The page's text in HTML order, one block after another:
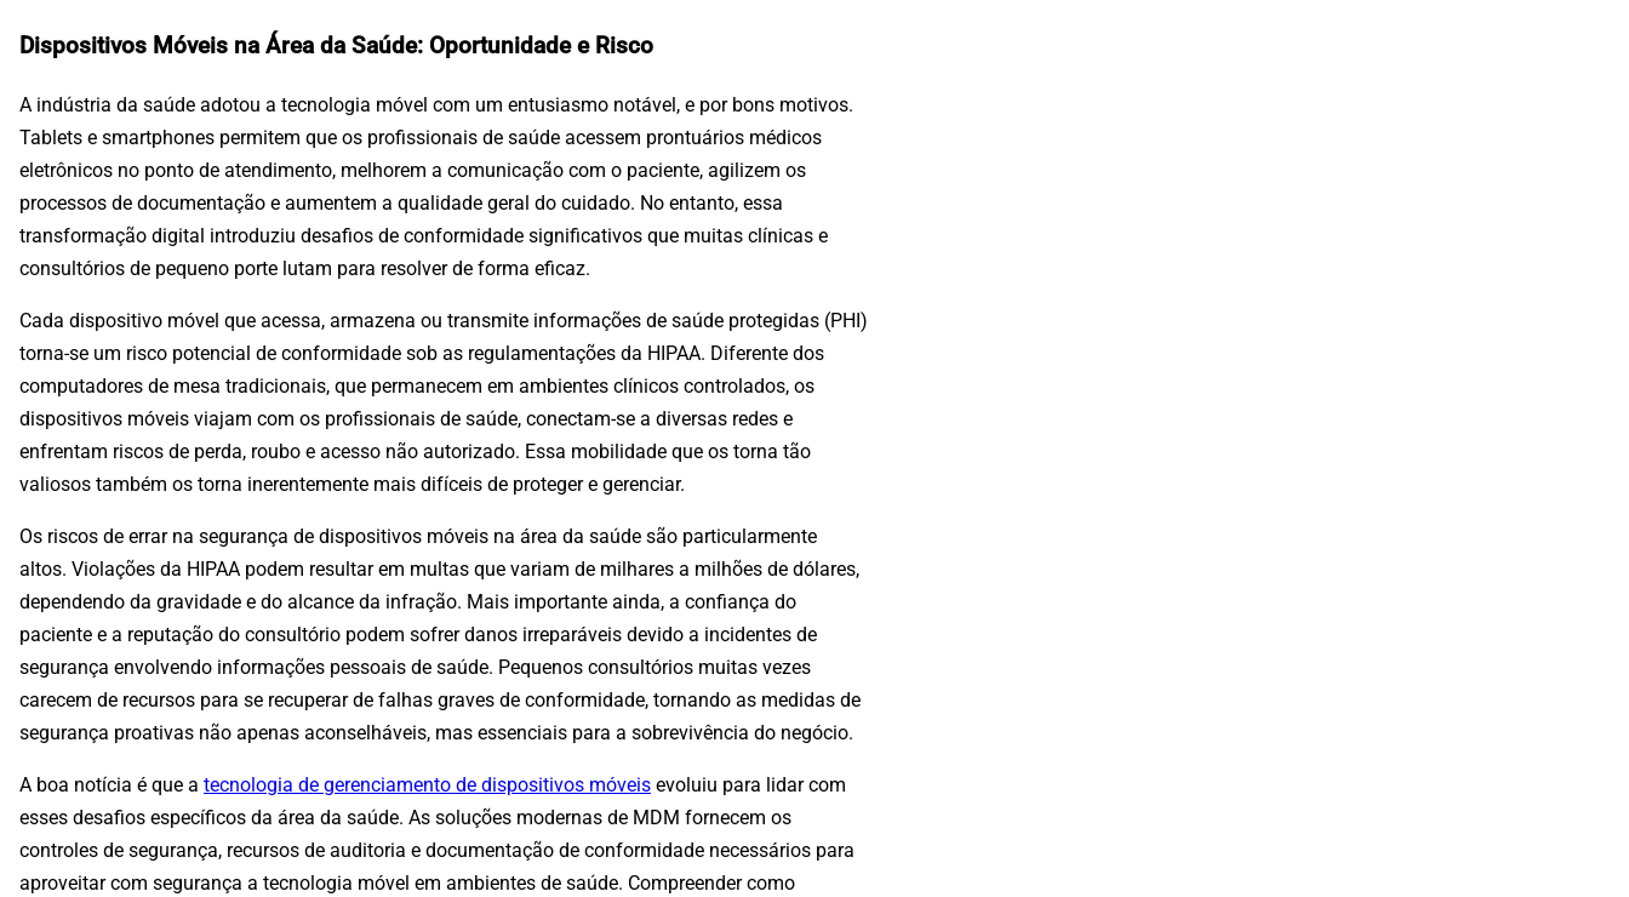
Dispositivos Móveis na Área da Saúde: Oportunidade e Risco
A indústria da saúde adotou a tecnologia móvel com um entusiasmo notável, e por bons motivos.
Tablets e smartphones permitem que os profissionais de saúde acessem prontuários médicos
eletrônicos no ponto de atendimento, melhorem a comunicação com o paciente, agilizem os
processos de documentação e aumentem a qualidade geral do cuidado. No entanto, essa
transformação digital introduziu desafios de conformidade significativos que muitas clínicas e
consultórios de pequeno porte lutam para resolver de forma eficaz.
Cada dispositivo móvel que acessa, armazena ou transmite informações de saúde protegidas (PHI)
torna-se um risco potencial de conformidade sob as regulamentações da HIPAA. Diferente dos
computadores de mesa tradicionais, que permanecem em ambientes clínicos controlados, os
dispositivos móveis viajam com os profissionais de saúde, conectam-se a diversas redes e
enfrentam riscos de perda, roubo e acesso não autorizado. Essa mobilidade que os torna tão
valiosos também os torna inerentemente mais difíceis de proteger e gerenciar.
Os riscos de errar na segurança de dispositivos móveis na área da saúde são particularmente
altos. Violações da HIPAA podem resultar em multas que variam de milhares a milhões de dólares,
dependendo da gravidade e do alcance da infração. Mais importante ainda, a confiança do
paciente e a reputação do consultório podem sofrer danos irreparáveis devido a incidentes de
segurança envolvendo informações pessoais de saúde. Pequenos consultórios muitas vezes
carecem de recursos para se recuperar de falhas graves de conformidade, tornando as medidas de
segurança proativas não apenas aconselháveis, mas essenciais para a sobrevivência do negócio.
A boa notícia é que a tecnologia de gerenciamento de dispositivos móveis evoluiu para lidar com
esses desafios específicos da área da saúde. As soluções modernas de MDM fornecem os
controles de segurança, recursos de auditoria e documentação de conformidade necessários para
aproveitar com segurança a tecnologia móvel em ambientes de saúde. Compreender como